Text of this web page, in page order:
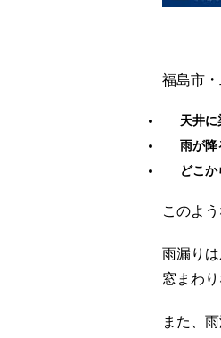
福島市
天井に
雨が降
どこ
このよ
雨漏り
窓まわ
また、